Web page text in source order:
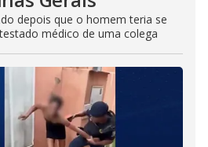
depois que o homem teria se
médico de uma colega